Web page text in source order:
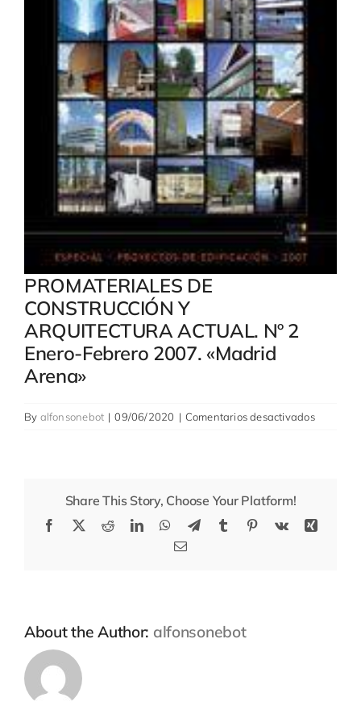
PROMATERIALES DE
CONSTRUCCIÓN Y
ARQUITECTURA ACTUAL. Nº 2
Enero-Febrero 2007. «Madrid
Arena»
By alfonsonebot | 09/06/2020 | Comentarios desactivadosen
ACTUAL.
Share This Story, Choose Your Platform!
Facebook
X RedditLinkedInWhatsApp
TelegramTumblr Pinterest
Vk
Xing
Email
About the Author: alfonsonebot